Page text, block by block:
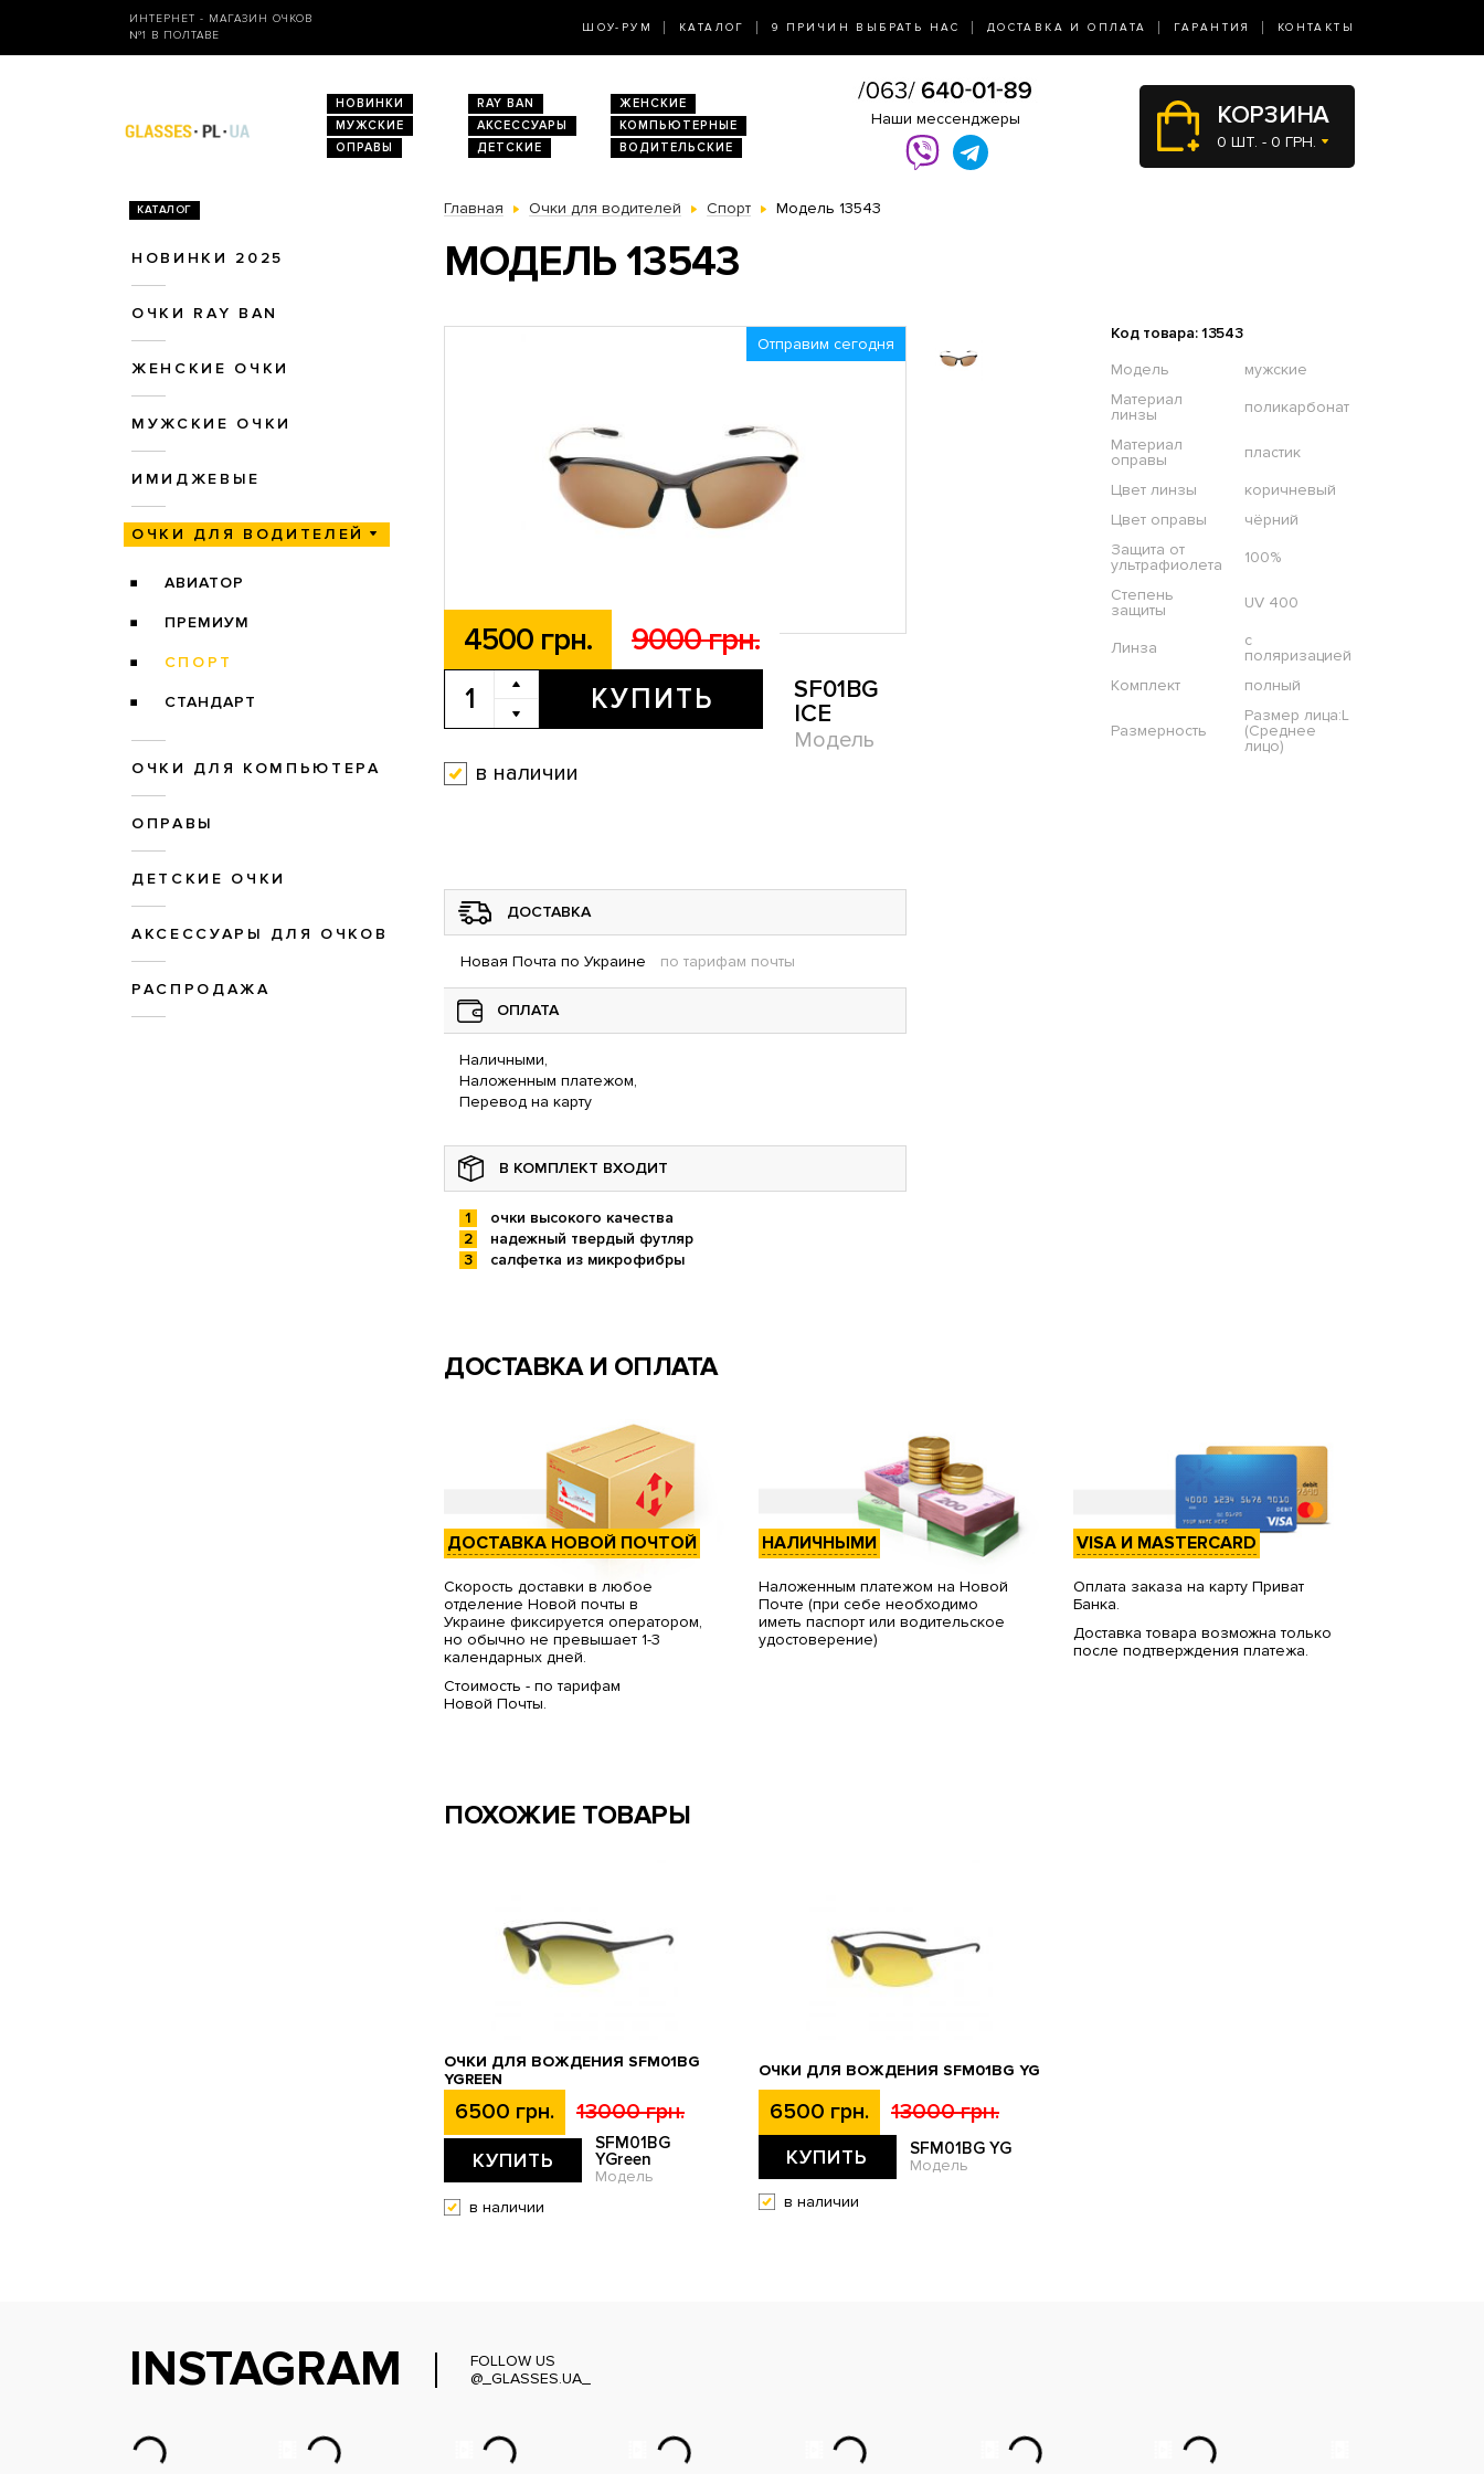
ИНТЕРНЕТ - МАГАЗИН ОЧКОВ
№1 В ПОЛТАВЕ
ШОУ-РУМ КАТАЛОГ 9 ПРИЧИН ВЫБРАТЬ НАС ДОСТАВКА И ОПЛАТА ГАРАНТИЯ КОНТАКТЫ
НОВИНКИ RAY BAN
ЖЕНСКИЕ
МУЖСКИЕ
АКСЕССУАРЫ
КОМПЬЮТЕРНЫЕ
ОПРАВЫ
ДЕТСКИЕ ВОДИТЕЛЬСКИЕ
Наши мессенджеры КОРЗИНА
0 ШТ. - 0 ГРН.
КАТАЛОГ
НОВИНКИ 2025
ОЧКИ RAY BAN
ЖЕНСКИЕ ОЧКИ
МУЖСКИЕ ОЧКИ
ИМИДЖЕВЫЕ
ОЧКИ ДЛЯ ВОДИТЕЛЕЙ
АВИАТОР
ПРЕМИУМ
СПОРТ
СТАНДАРТ
ОЧКИ ДЛЯ КОМПЬЮТЕРА
ОПРАВЫ
ДЕТСКИЕ ОЧКИ
АКСЕССУАРЫ ДЛЯ ОЧКОВ
РАСПРОДАЖА
Главная Очки для водителей Спорт Модель 13543
МОДЕЛЬ 13543
Отправим сегодня
4500 грн. 9000 грн.
КУПИТЬ
SF01BG
ICE
Модель
в наличии
Код товара: 13543
Модель
мужские
Материал
линзы
поликарбонат
Материал
оправы
пластик
Цвет линзы
коричневый
Цвет оправы
чёрний
Защита от
ультрафиолета
100%
Степень
защиты
UV 400
Линза
с
поляризацией
Комплект
полный
Размерность
Размер лица:L
(Среднее
лицо)
ДОСТАВКА
Новая Почта по Украине по тарифам почты
ОПЛАТА
Наличными,
Наложенным платежом,
Перевод на карту
В КОМПЛЕКТ ВХОДИТ
очки высокого качества
надежный твердый футляр
салфетка из микрофибры
ДОСТАВКА И ОПЛАТА
ДОСТАВКА НОВОЙ ПОЧТОЙ
Скорость доставки в любое
отделение Новой почты в
Украине фиксируется оператором,
но обычно не превышает 1-3
календарных дней.
Стоимость - по тарифам
Новой Почты.
НАЛИЧНЫМИ
Наложенным платежом на Новой
Почте (при себе необходимо
иметь паспорт или водительское
удостоверение)
VISA И MASTERCARD
Оплата заказа на карту Приват
Банка.
Доставка товара возможна только
после подтверждения платежа.
ПОХОЖИЕ ТОВАРЫ
ОЧКИ ДЛЯ ВОЖДЕНИЯ SFM01BG
YGREEN
6500 грн. 13000 грн.
КУПИТЬ
SFM01BG
YGreen
Модель
в наличии
ОЧКИ ДЛЯ ВОЖДЕНИЯ SFM01BG YG
6500 грн. 13000 грн.
КУПИТЬ SFM01BG YG
Модель
в наличии
INSTAGRAM
FOLLOW US
@_GLASSES.UA_